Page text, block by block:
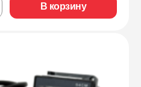
В корзину